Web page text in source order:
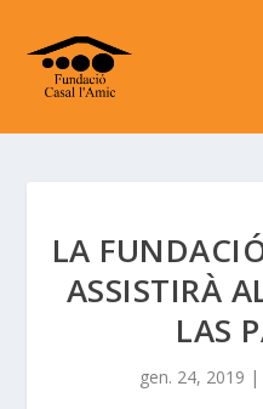
LA
ASSISTIRÀ
LAS
gen. 24, 2019 |